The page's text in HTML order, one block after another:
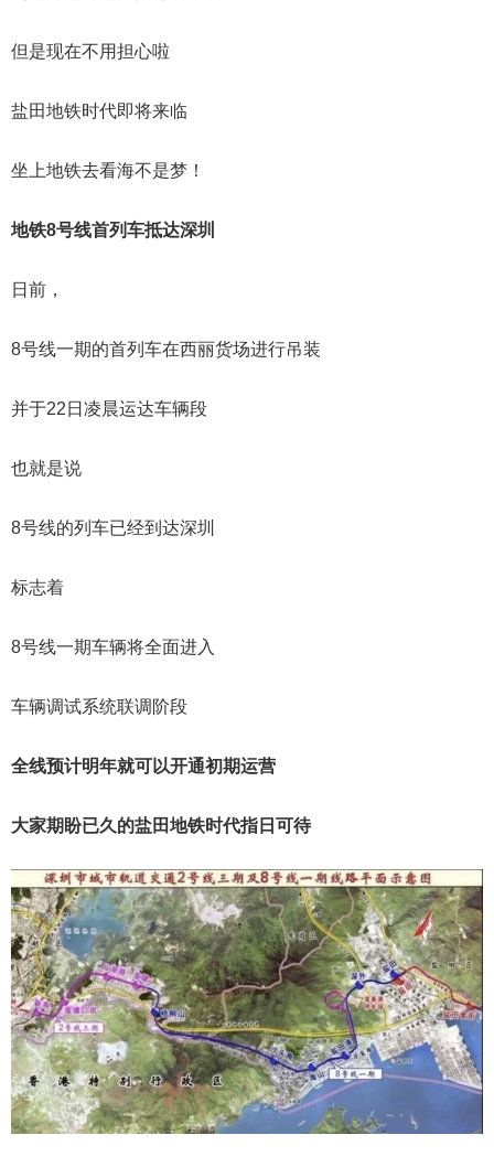
但是现在不用担心啦
盐田地铁时代即将来临
坐上地铁去看海不是梦！
地铁8号线首列车抵达深圳
日前，
8号线一期的首列车在西丽货场进行吊装
并于22日凌晨运达车辆段
也就是说
8号线的列车已经到达深圳
标志着
8号线一期车辆将全面进入
车辆调试系统联调阶段
全线预计明年就可以开通初期运营
大家期盼已久的盐田地铁时代指日可待